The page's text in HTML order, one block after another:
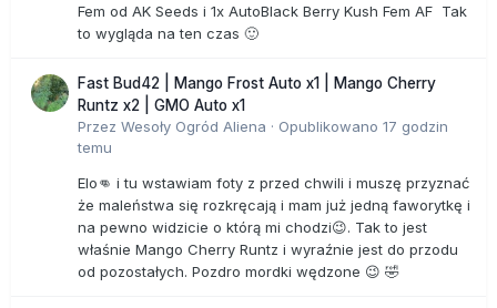
Fem od AK Seeds i 1x AutoBlack Berry Kush Fem AF Tak
to wygląda na ten czas 🙂
Fast Bud42 | Mango Frost Auto x1 | Mango Cherry
Runtz x2 | GMO Auto x1
Przez Wesoły Ogród Aliena · Opublikowano 17 godzin
temu
Elo👊 i tu wstawiam foty z przed chwili i muszę przyznać
że maleństwa się rozkręcają i mam już jedną faworytkę i
na pewno widzicie o którą mi chodzi😉. Tak to jest
właśnie Mango Cherry Runtz i wyraźnie jest do przodu
od pozostałych. Pozdro mordki wędzone 😉 🤣